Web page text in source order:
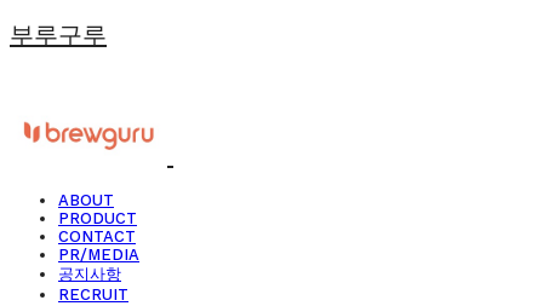
부루구루
ABOUT
PRODUCT
CONTACT
PR/MEDIA
공지사항
RECRUIT